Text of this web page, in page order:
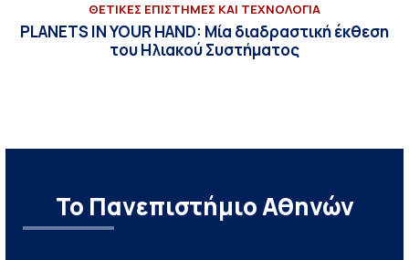
ΘΕΤΙΚΕΣ ΕΠΙΣΤΗΜΕΣ ΚΑΙ ΤΕΧΝΟΛΟΓΙΑ
PLANETS IN YOUR HAND: Μία διαδραστική έκθεση
του Ηλιακού Συστήματος
Το Πανεπιστήμιο Αθηνών